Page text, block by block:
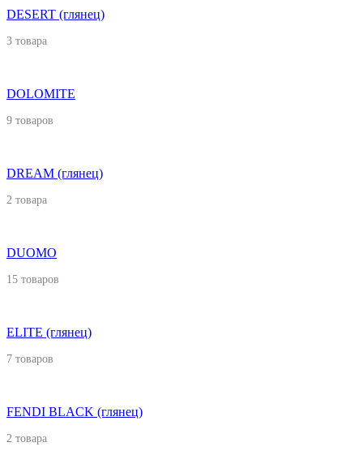
DESERT (глянец)
3 товара
DOLOMITE
9 товаров
DREAM (глянец)
2 товара
DUOMO
15 товаров
ELITE (глянец)
7 товаров
FENDI BLACK (глянец)
2 товара